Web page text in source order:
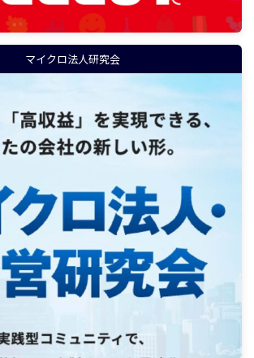
マイクロ法人研究会